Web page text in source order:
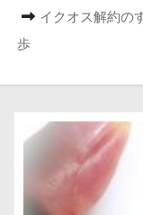
イクオス解約の
歩